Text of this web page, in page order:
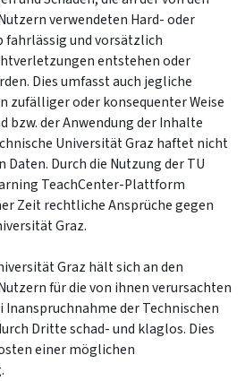
verwendeten Hard- oder
fahrlässig und vorsätzlich
entstehen oder
Dies umfasst auch jegliche
zufälliger oder konsequenter Weise
bzw. der Anwendung der Inhalte
Universität Graz haftet nicht
Daten. Durch die Nutzung der TU
TeachCenter-Plattform
Zeit rechtliche Ansprüche gegen
Graz.
Graz hält sich an den
für die von ihnen verursachten
Inanspruchnahme der Technischen
Dritte schad- und klaglos. Dies
einer möglichen